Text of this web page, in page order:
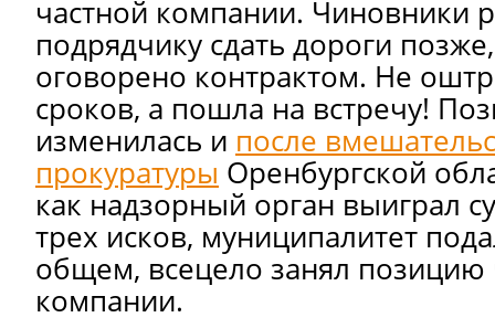
частной компании. Чиновники
подрядчику сдать дороги
оговорено контрактом. Не
сроков, а пошла на встречу!
изменилась и после
прокуратуры Оренбургской
как надзорный орган выиграл
трех исков, муниципалитет
общем, всецело занял позицию
компании.